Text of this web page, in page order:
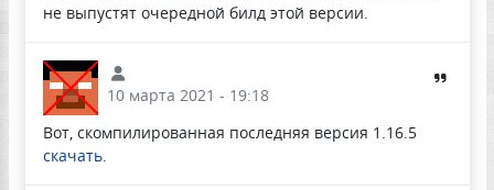
не выпустят очередной билд этой версии.
10 марта 2021 - 19:18
Вот, скомпилированная последняя версия 1.16.5
скачать.